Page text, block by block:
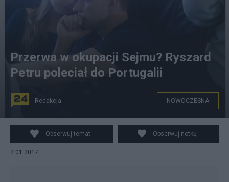
Ryszard Petru i Joanna Schmidt podczas lotu do
Portugalii, fot. Twitter/@zkossakowski
Przerwa w okupacji Sejmu? Ryszard
Petru poleciał do Portugalii
Redakcja NOWOCZESNA
Obserwuj temat Obserwuj notkę
2.01.2017